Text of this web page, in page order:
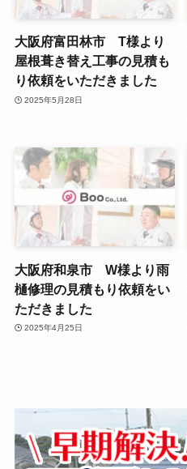
大阪府富田林市 T様より
屋根葺き替え工事の見積も
り依頼をいただきました
2025年5月28日
大阪府和泉市 W様より雨
樋修理の見積もり依頼をい
ただきました
2025年4月25日